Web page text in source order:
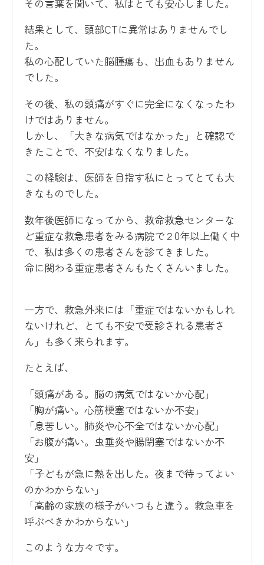
その言葉を聞いて、私はとても安心しました。
結果として、頭部CTに異常はありませんでし
た。
私の心配していた脳腫瘍も、出血もありません
でした。
その後、私の頭痛がすぐに完全になくなったわ
けではありません。
しかし、「大きな病気ではなかった」と確認で
きたことで、不安はなくなりました。
この経験は、医師を目指す私にとってとても大
きなものでした。
数年後医師になってから、救命救急センターな
ど重症な救急患者をみる病院で２0年以上働く中
で、私は多くの患者さんを診てきました。
命に関わる重症患者さんもたくさんいました。
一方で、救急外来には「重症ではないかもしれ
ないけれど、とても不安で受診される患者さ
ん」も多く来られます。
たとえば、
「頭痛がある。脳の病気ではないか心配」
「胸が痛い。心筋梗塞ではないか不安」
「息苦しい。肺炎や心不全ではないか心配」
「お腹が痛い。虫垂炎や腸閉塞ではないか不
安」
「子どもが急に熱を出した。夜まで待ってよい
のかわからない」
「高齢の家族の様子がいつもと違う。救急車を
呼ぶべきかわからない」
このような方々です。